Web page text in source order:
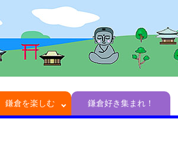
鎌倉を楽しむ 鎌倉好き集まれ！